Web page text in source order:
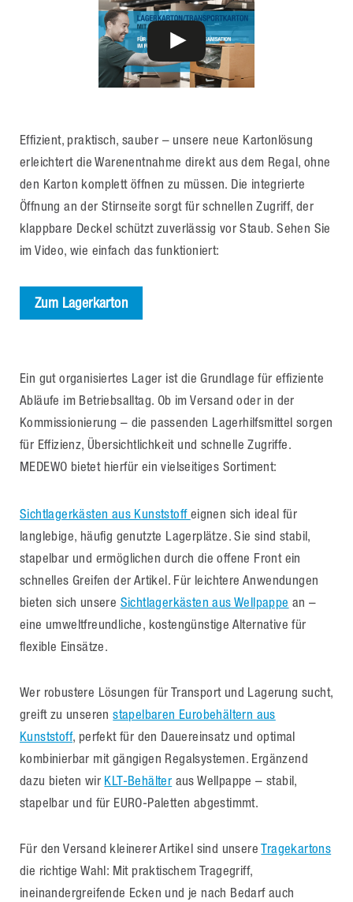
Effizient, praktisch, sauber – unsere neue Kartonlösung
erleichtert die Warenentnahme direkt aus dem Regal, ohne
den Karton komplett öffnen zu müssen. Die integrierte
Öffnung an der Stirnseite sorgt für schnellen Zugriff, der
klappbare Deckel schützt zuverlässig vor Staub. Sehen Sie
im Video, wie einfach das funktioniert:
Zum Lagerkarton
Ein gut organisiertes Lager ist die Grundlage für effiziente
Abläufe im Betriebsalltag. Ob im Versand oder in der
Kommissionierung – die passenden Lagerhilfsmittel sorgen
für Effizienz, Übersichtlichkeit und schnelle Zugriffe.
MEDEWO bietet hierfür ein vielseitiges Sortiment:
Sichtlagerkästen aus Kunststoff eignen sich ideal für
langlebige, häufig genutzte Lagerplätze. Sie sind stabil,
stapelbar und ermöglichen durch die offene Front ein
schnelles Greifen der Artikel. Für leichtere Anwendungen
bieten sich unsere Sichtlagerkästen aus Wellpappe an –
eine umweltfreundliche, kostengünstige Alternative für
flexible Einsätze.
Wer robustere Lösungen für Transport und Lagerung sucht,
greift zu unserenstapelbaren Eurobehältern aus
Kunststoff, perfekt für den Dauereinsatz und optimal
kombinierbar mit gängigen Regalsystemen. Ergänzend
dazu bieten wir KLT-Behälter aus Wellpappe – stabil,
stapelbar und für EURO-Paletten abgestimmt.
Für den Versand kleinerer Artikel sind unsereTragekartons
die richtige Wahl: Mit praktischem Tragegriff,
ineinandergreifende Ecken und je nach Bedarf auch